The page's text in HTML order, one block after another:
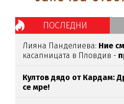
ПОСЛЕДНИ
Лияна Панделиева: Ние
касапницата в Пловдив -
Култов дядо от Кардам:
се мре!